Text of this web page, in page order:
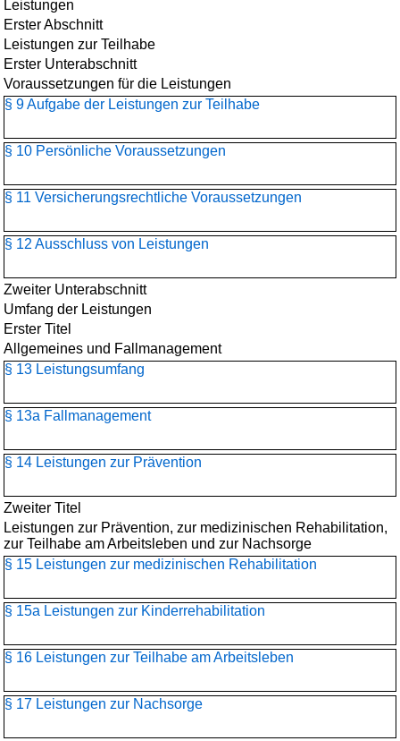
Leistungen
Erster Abschnitt
Leistungen zur Teilhabe
Erster Unterabschnitt
Voraussetzungen für die Leistungen
§ 9 Aufgabe der Leistungen zur Teilhabe
§ 10 Persönliche Voraussetzungen
§ 11 Versicherungsrechtliche Voraussetzungen
§ 12 Ausschluss von Leistungen
Zweiter Unterabschnitt
Umfang der Leistungen
Erster Titel
Allgemeines und Fallmanagement
§ 13 Leistungsumfang
§ 13a Fallmanagement
§ 14 Leistungen zur Prävention
Zweiter Titel
Leistungen zur Prävention, zur medizinischen Rehabilitation,
zur Teilhabe am Arbeitsleben und zur Nachsorge
§ 15 Leistungen zur medizinischen Rehabilitation
§ 15a Leistungen zur Kinderrehabilitation
§ 16 Leistungen zur Teilhabe am Arbeitsleben
§ 17 Leistungen zur Nachsorge